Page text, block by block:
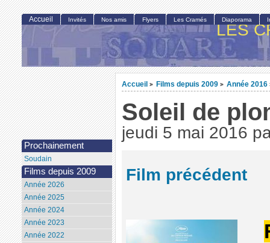
LES
Accueil > Films depuis 2009 > Année 2016
Soleil de
jeudi 5 mai 2016
Film précédent
Accueil Invités Nos amis Flyers Les Cramés Diaporama
Prochainement
Soudain
Films depuis 2009
Année 2026
Année 2025
Année 2024
Année 2023
Année 2022